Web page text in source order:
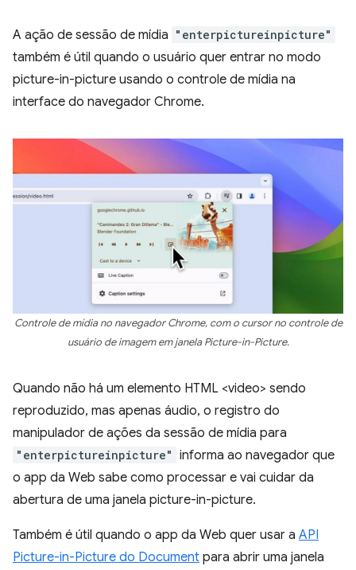
A ação de sessão de mídia "enterpictureinpicture"
também é útil quando o usuário quer entrar no modo
picture-in-picture usando o controle de mídia na
interface do navegador Chrome.
Controle de mídia no navegador Chrome, com o cursor no controle de
usuário de imagem em janela Picture-in-Picture.
Quando não há um elemento HTML <video> sendo
reproduzido, mas apenas áudio, o registro do
manipulador de ações da sessão de mídia para
"enterpictureinpicture" informa ao navegador que
o app da Web sabe como processar e vai cuidar da
abertura de uma janela picture-in-picture.
Também é útil quando o app da Web quer usar a API
Picture-in-Picture do Document para abrir uma janela